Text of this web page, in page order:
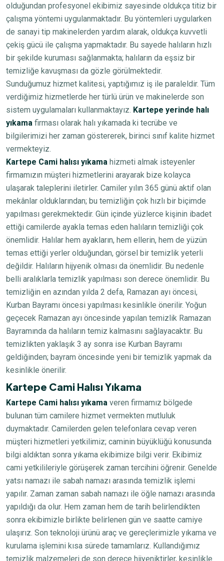
olduğundan profesyonel ekibimiz sayesinde oldukça titiz bir
çalışma yöntemi uygulanmaktadır. Bu yöntemleri uygularken
de sanayi tip makinelerden yardım alarak, oldukça kuvvetli
çekiş gücü ile çalışma yapmaktadır. Bu sayede halıların hızlı
bir şekilde kuruması sağlanmakta; halıların da eşsiz bir
temizliğe kavuşması da gözle görülmektedir.
Sunduğumuz hizmet kalitesi, yaptığımız iş ile paraleldir. Tüm
verdiğimiz hizmetlerde her türlü ürün ve makinelerde son
sistem uygulamaları kullanmaktayız. Kartepe yerinde halı
yıkama firması olarak halı yıkamada ki tecrübe ve
bilgilerimizi her zaman göstererek, birinci sınıf kalite hizmet
vermekteyiz.
Kartepe Cami halısı yıkama hizmeti almak isteyenler
firmamızın müşteri hizmetlerini arayarak bize kolayca
ulaşarak taleplerini iletirler. Camiler yılın 365 günü aktif olan
mekânlar olduklarından; bu temizliğin çok hızlı bir biçimde
yapılması gerekmektedir. Gün içinde yüzlerce kişinin ibadet
ettiği camilerde ayakla temas eden halıların temizliği çok
önemlidir. Halılar hem ayakların, hem ellerin, hem de yüzün
temas ettiği yerler olduğundan, görsel bir temizlik yeterli
değildir. Halıların hijyenik olması da önemlidir. Bu nedenle
belli aralıklarla temizlik yapılması son derece önemlidir. Bu
temizliğin en azından yılda 2 defa, Ramazan ayı öncesi,
Kurban Bayramı öncesi yapılması kesinlikle önerilir. Yoğun
geçecek Ramazan ayı öncesinde yapılan temizlik Ramazan
Bayramında da halıların temiz kalmasını sağlayacaktır. Bu
temizlikten yaklaşık 3 ay sonra ise Kurban Bayramı
geldiğinden; bayram öncesinde yeni bir temizlik yapmak da
kesinlikle önerilir.
Kartepe Cami Halısı Yıkama
Kartepe Cami halısı yıkama veren firmamız bölgede
bulunan tüm camilere hizmet vermekten mutluluk
duymaktadır. Camilerden gelen telefonlara cevap veren
müşteri hizmetleri yetkilimiz; caminin büyüklüğü konusunda
bilgi aldıktan sonra yıkama ekibimize bilgi verir. Ekibimiz
cami yetkilileriyle görüşerek zaman tercihini öğrenir. Genelde
yatsı namazı ile sabah namazı arasında temizlik işlemi
yapılır. Zaman zaman sabah namazı ile öğle namazı arasında
yapıldığı da olur. Hem zaman hem de tarih belirlendikten
sonra ekibimizle birlikte belirlenen gün ve saatte camiye
ulaşırız. Son teknoloji ürünü araç ve gereçlerimizle yıkama ve
kurulama işlemini kısa sürede tamamlarız. Kullandığımız
temizlik malzemeleri de son derece hijyeniktirler, kesinlikle